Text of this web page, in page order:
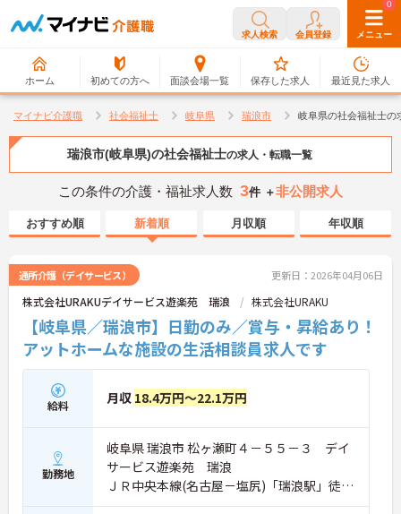
求人検索 会員登録 メニュー
ホーム 初めての方へ 面談会場一覧
0
保存した求人
0
最近見た求人
マイナビ介護職 社会福祉士 岐阜県 瑞浪市 岐阜県の社会福祉士の
瑞浪市(岐阜県)の社会福祉士の求人・転職一覧
この条件の介護・福祉求人数 3件 ＋非公開求人
おすすめ順 新着順 月収順 年収順
通所介護（デイサービス） 更新日：2026年04月06日
株式会社URAKUデイサービス遊楽苑 瑞浪 株式会社URAKU
【岐阜県／瑞浪市】日勤のみ／賞与・昇給あり！
アットホームな施設の生活相談員求人です
給料 月収 18.4万円～22.1万円
勤務地
岐阜県 瑞浪市 松ヶ瀬町４－５５－３ デイ
サービス遊楽苑 瑞浪
ＪＲ中央本線(名古屋－塩尻)「瑞浪駅」徒歩
19分